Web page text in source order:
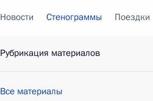
Новости Стенограммы Поездки
Рубрикация материалов
Все материалы